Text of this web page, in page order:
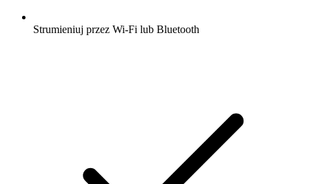
Strumieniuj przez Wi-Fi lub Bluetooth